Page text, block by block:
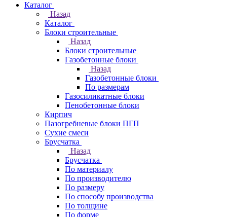
Каталог
Назад
Каталог
Блоки строительные
Назад
Блоки строительные
Газобетонные блоки
Назад
Газобетонные блоки
По размерам
Газосиликатные блоки
Пенобетонные блоки
Кирпич
Пазогребневые блоки ПГП
Сухие смеси
Брусчатка
Назад
Брусчатка
По материалу
По производителю
По размеру
По способу производства
По толщине
По форме